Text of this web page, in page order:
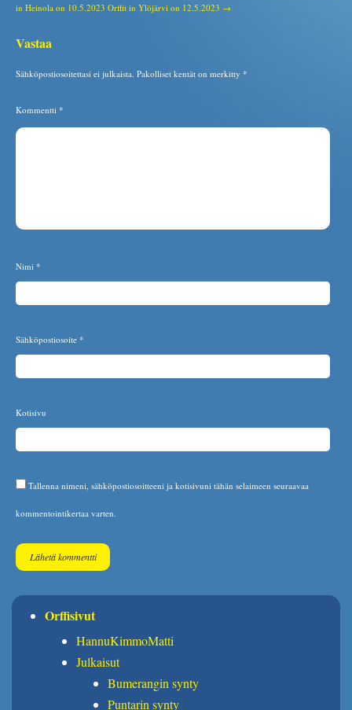
in Heinola on 10.5.2023 Orffit in Ylöjärvi on 12.5.2023 →
Vastaa
Sähköpostiosoitettasi ei julkaista. Pakolliset kentät on merkitty *
Kommentti *
Nimi *
Sähköpostiosoite *
Kotisivu
Tallenna nimeni, sähköpostiosoitteeni ja kotisivuni tähän selaimeen seuraavaa
kommentointikertaa varten.
Orffisivut
HannuKimmoMatti
Julkaisut
Bumerangin synty
Puntarin synty